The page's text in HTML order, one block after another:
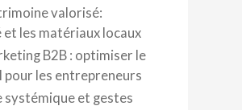
valorisé:
les matériaux locaux
B2B : optimiser le
pour les entrepreneurs
systémique et gestes